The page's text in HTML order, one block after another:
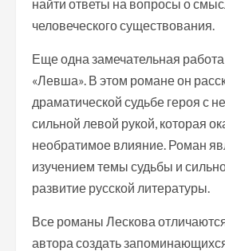
найти ответы на вопросы о
человеческого существования.
Еще одна замечательная
«Левша». В этом романе он
драматической судьбе героя с
сильной левой рукой, которая
необратимое влияние. Роман
изучением темы судьбы и
развитие русской литературы.
Все романы Лескова
автора создать